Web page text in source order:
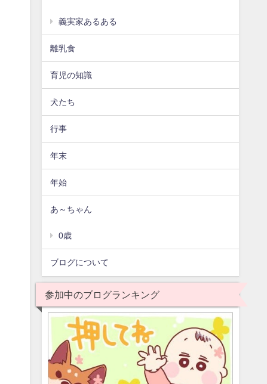
義実家あるある
離乳食
育児の知識
犬たち
行事
年末
年始
あ～ちゃん
0歳
ブログについて
参加中のブログランキング